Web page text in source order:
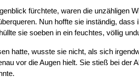
fürchtete, waren die unzähligen
Nun hoffte sie inständig,
sie soeben in ein feuchtes, völlig
hatte, wusste sie nicht, als sich
vor die Augen hielt. Sie stieß bei der